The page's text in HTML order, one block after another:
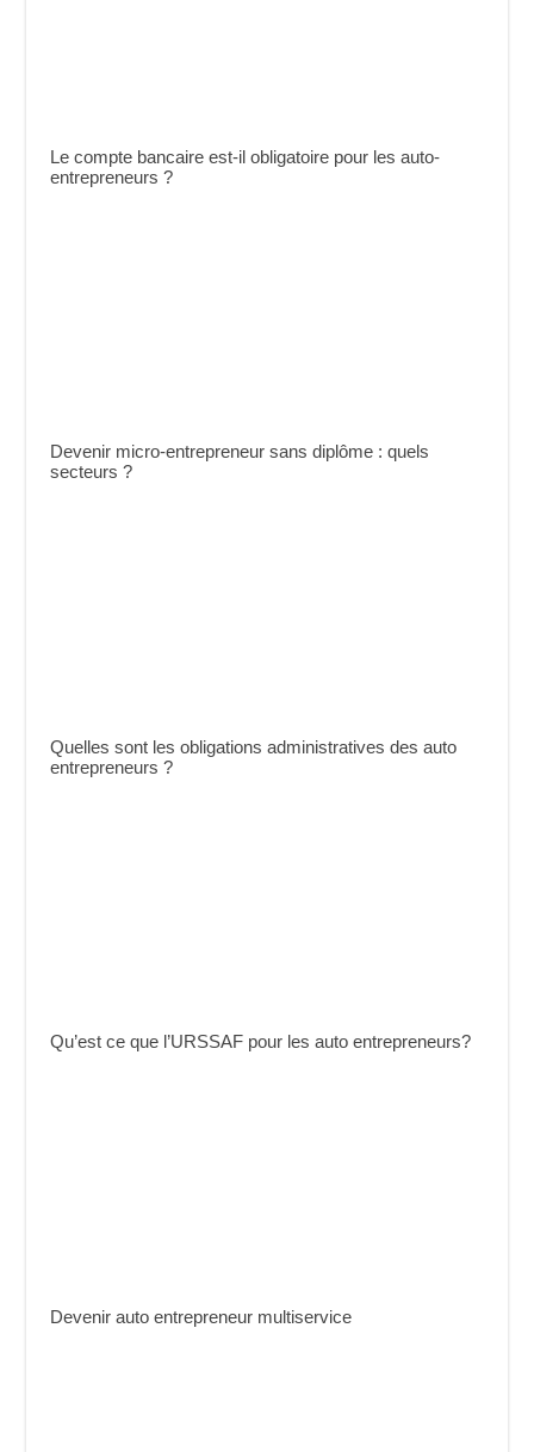
Le compte bancaire est-il obligatoire pour les auto-
entrepreneurs ?
Devenir micro-entrepreneur sans diplôme : quels
secteurs ?
Quelles sont les obligations administratives des auto
entrepreneurs ?
Qu’est ce que l’URSSAF pour les auto entrepreneurs?
Devenir auto entrepreneur multiservice